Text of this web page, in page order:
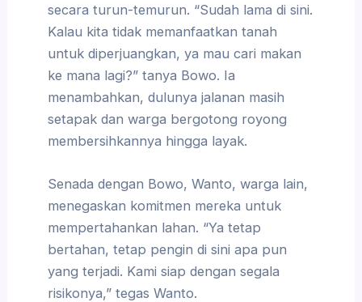
secara turun-temurun. “Sudah lama di sini.
Kalau kita tidak memanfaatkan tanah
untuk diperjuangkan, ya mau cari makan
ke mana lagi?” tanya Bowo. Ia
menambahkan, dulunya jalanan masih
setapak dan warga bergotong royong
membersihkannya hingga layak.
Senada dengan Bowo, Wanto, warga lain,
menegaskan komitmen mereka untuk
mempertahankan lahan. “Ya tetap
bertahan, tetap pengin di sini apa pun
yang terjadi. Kami siap dengan segala
risikonya,” tegas Wanto.